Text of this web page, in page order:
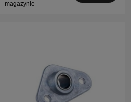
magazynie